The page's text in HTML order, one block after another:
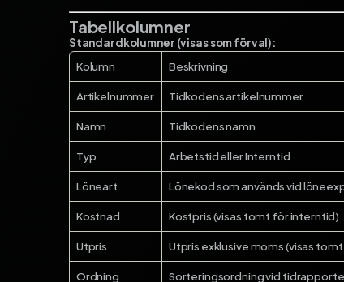
Tabellkolumner
Standardkolumner (visas som förval):
Kolumn
Beskrivning
Artikelnummer Tidkodens artikelnummer
Namn Tidkodens namn
Typ Arbetstid eller Interntid
Löneart Lönekod som används vid
Kostnad Kostpris (visas tomt för interntid)
Utpris Utpris exklusive moms (visas
Ordning
Sorteringsordning vid